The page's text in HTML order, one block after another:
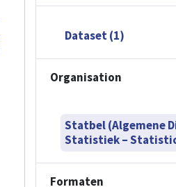
Dataset (1)
Organisation
Statbel (Algemene
Statistiek –
Formaten